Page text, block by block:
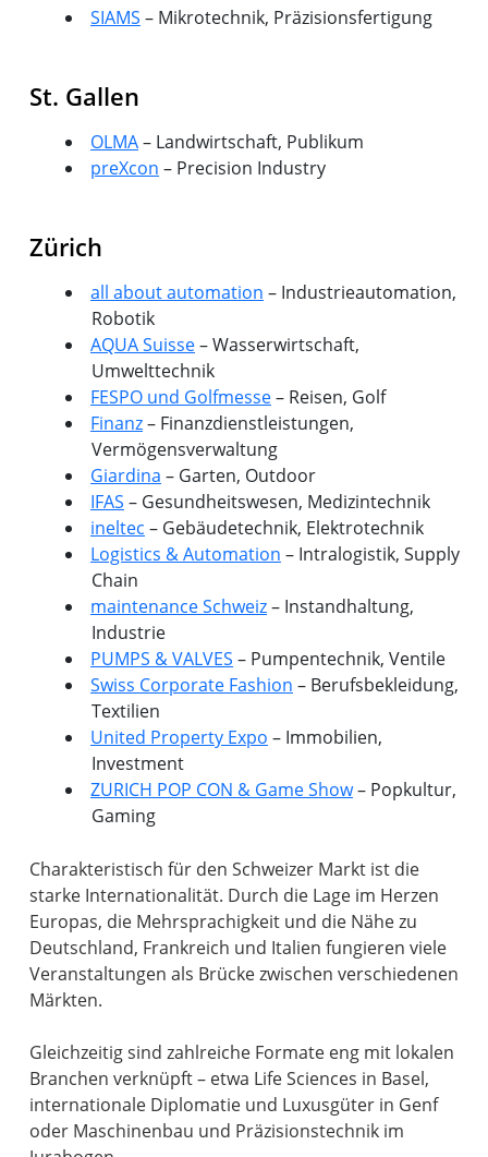
SIAMS – Mikrotechnik, Präzisionsfertigung
St. Gallen
OLMA– Landwirtschaft, Publikum
preXcon – Precision Industry
Zürich
all about automation – Industrieautomation,
Robotik
AQUA Suisse– Wasserwirtschaft,
Umwelttechnik
FESPO und Golfmesse– Reisen, Golf
Finanz– Finanzdienstleistungen,
Vermögensverwaltung
Giardina – Garten, Outdoor
IFAS – Gesundheitswesen, Medizintechnik
ineltec – Gebäudetechnik, Elektrotechnik
Logistics & Automation – Intralogistik, Supply
Chain
maintenance Schweiz– Instandhaltung,
Industrie
PUMPS & VALVES – Pumpentechnik, Ventile
Swiss Corporate Fashion – Berufsbekleidung,
Textilien
United Property Expo – Immobilien,
Investment
ZURICH POP CON & Game Show– Popkultur,
Gaming
Charakteristisch für den Schweizer Markt ist die
starke Internationalität. Durch die Lage im Herzen
Europas, die Mehrsprachigkeit und die Nähe zu
Deutschland, Frankreich und Italien fungieren viele
Veranstaltungen als Brücke zwischen verschiedenen
Märkten.
Gleichzeitig sind zahlreiche Formate eng mit lokalen
Branchen verknüpft – etwa Life Sciences in Basel,
internationale Diplomatie und Luxusgüter in Genf
oder Maschinenbau und Präzisionstechnik im